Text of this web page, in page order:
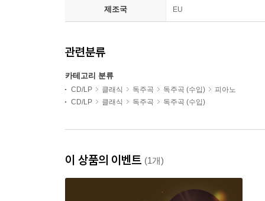
제조국 EU
관련분류
카테고리 분류
CD/LP 클래식 독주곡 독주곡 (수입)
피아노
CD/LP
클래식 독주곡 독주곡 (수입)
이 상품의 이벤트 (1개)